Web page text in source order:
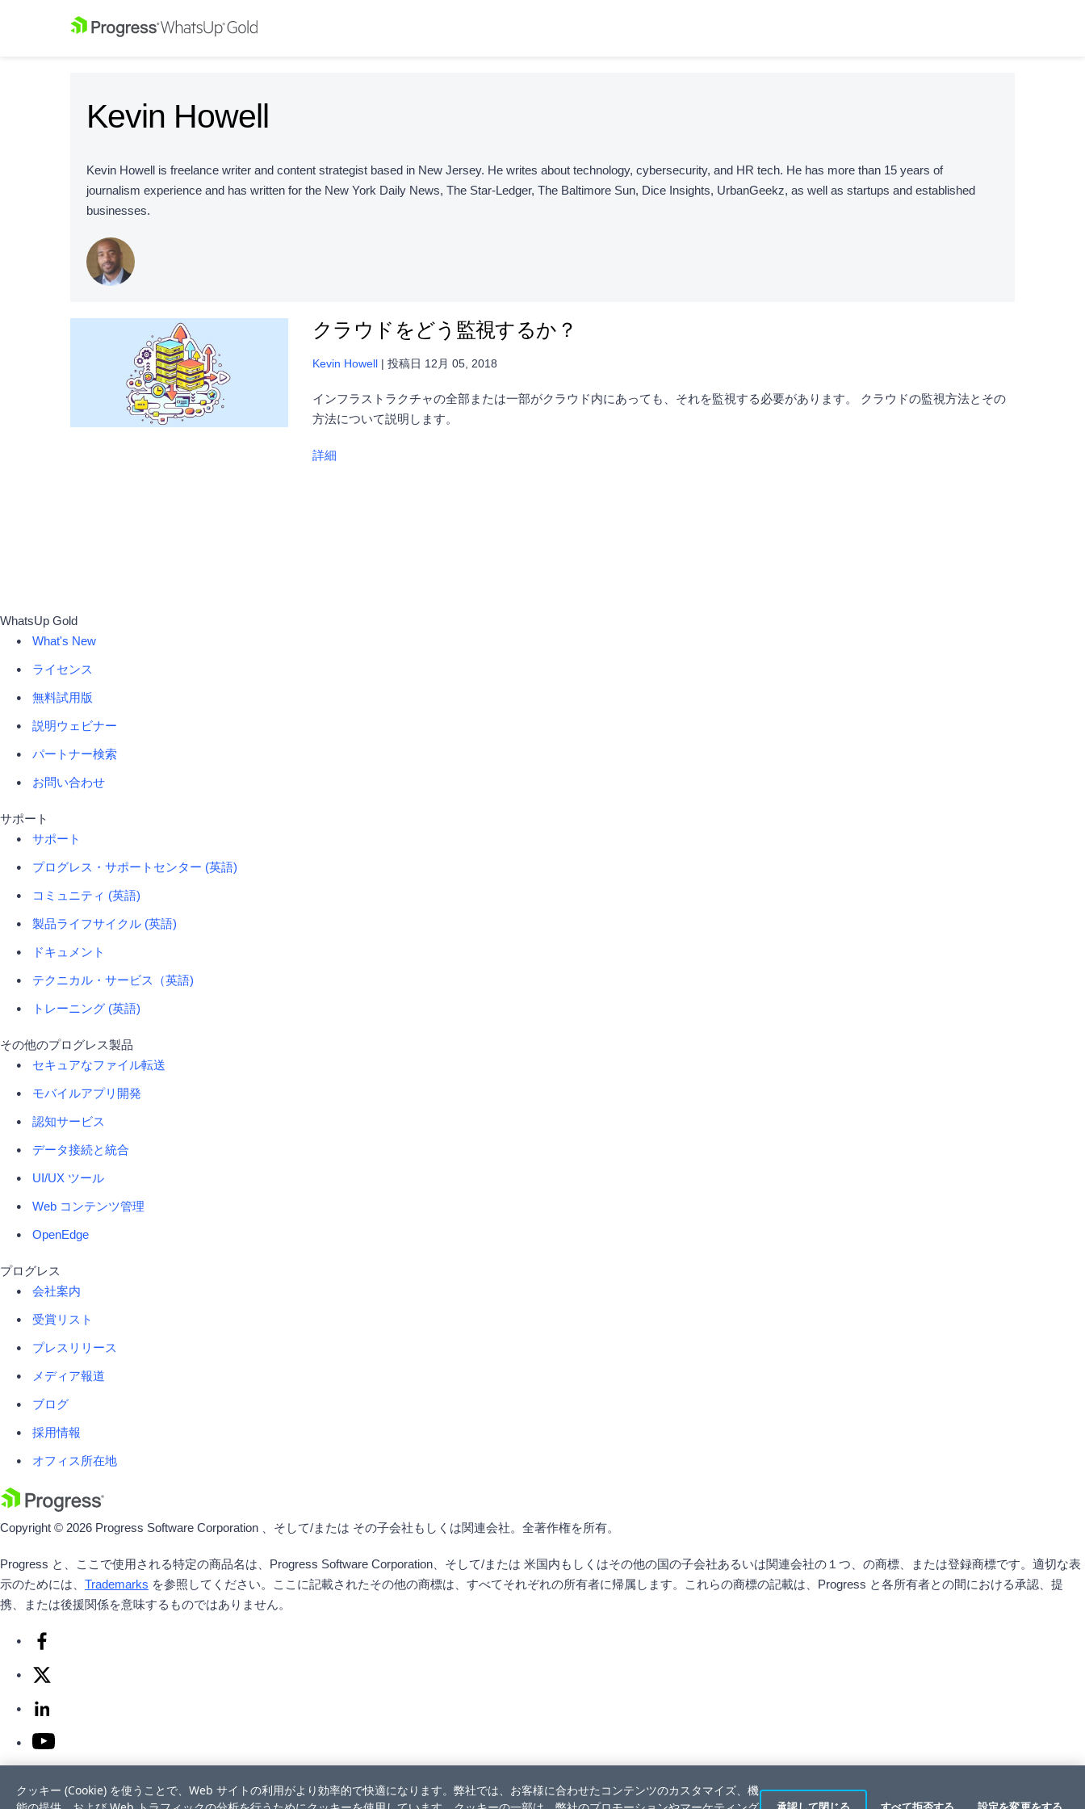
Kevin Howell
Kevin Howell is freelance writer and content strategist based in New Jersey. He writes about technology, cybersecurity, and HR tech. He has more than 15 years of
journalism experience and has written for the New York Daily News, The Star-Ledger, The Baltimore Sun, Dice Insights, UrbanGeekz, as well as startups and established
businesses.
クラウドをどう監視するか？
Kevin Howell | 投稿日 12月 05, 2018
インフラストラクチャの全部または一部がクラウド内にあっても、それを監視する必要があります。 クラウドの監視方法とその
方法について説明します。
詳細
WhatsUp Gold
What's New
ライセンス
無料試用版
説明ウェビナー
パートナー検索
お問い合わせ
サポート
サポート
プログレス・サポートセンター (英語)
コミュニティ (英語)
製品ライフサイクル (英語)
ドキュメント
テクニカル・サービス（英語)
トレーニング (英語)
その他のプログレス製品
セキュアなファイル転送
モバイルアプリ開発
認知サービス
データ接続と統合
UI/UX ツール
Web コンテンツ管理
OpenEdge
プログレス
会社案内
受賞リスト
プレスリリース
メディア報道
ブログ
採用情報
オフィス所在地
Copyright © 2026 Progress Software Corporation 、そして/または その子会社もしくは関連会社。全著作権を所有。
Progress と、ここで使用される特定の商品名は、Progress Software Corporation、そして/または 米国内もしくはその他の国の子会社あるいは関連会社の１つ、の商標、または登録商標です。適切な表
示のためには、 Trademarks を参照してください。ここに記載されたその他の商標は、すべてそれぞれの所有者に帰属します。これらの商標の記載は、Progress と各所有者との間における承認、提
携、または後援関係を意味するものではありません。
個人情報の販売または共有を不許可
クッキー (Cookie) を使うことで、Web サイトの利用がより効率的で快適になります。弊社では、お客様に合わせたコンテンツのカスタマイズ、機